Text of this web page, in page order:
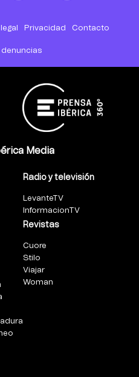
Privacidad Contacto
denuncias
Media
Radio y televisión
LevanteTV
InformacionTV
Revistas
Cuore
Stilo
Viajar
Woman